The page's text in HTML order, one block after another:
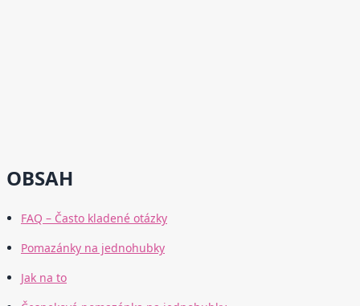
OBSAH
FAQ – Často kladené otázky
Pomazánky na jednohubky
Jak na to